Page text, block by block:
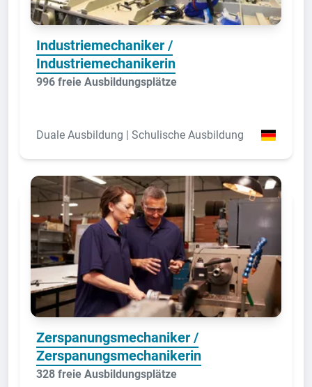
Industriemechaniker /
Industriemechanikerin
996 freie Ausbildungsplätze
Duale Ausbildung | Schulische Ausbildung
Zerspanungsmechaniker /
Zerspanungsmechanikerin
328 freie Ausbildungsplätze